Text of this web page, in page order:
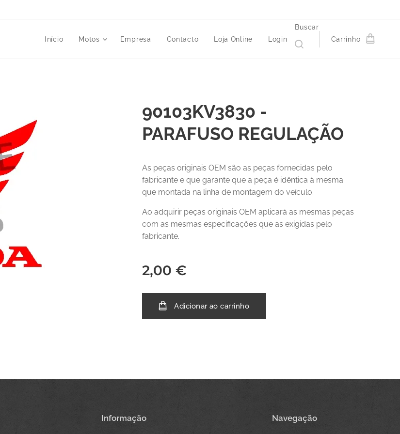
Início Motos Empresa Contacto Loja Online Login
Buscar
Carrinho
90103KV3830 -
PARAFUSO REGULAÇÃO
As peças originais OEM são as peças fornecidas pelo
fabricante e que garante que a peça é idêntica à mesma
que montada na linha de montagem do veículo.
Ao adquirir peças originais OEM aplicará as mesmas peças
com as mesmas especificações que as exigidas pelo
fabricante.
2,00 €
Adicionar ao carrinho
Informação Navegação